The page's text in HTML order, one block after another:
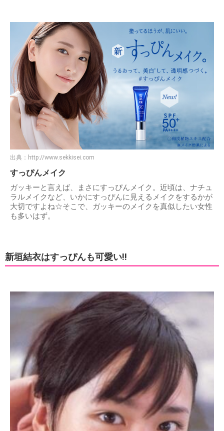
出典： http://www.sekkisei.com
すっぴんメイク
ガッキーと言えば、まさにすっぴんメイク。近頃は、ナチュ
ラルメイクなど、いかにすっぴんに見えるメイクをするかが
大切ですよね☆そこで、ガッキーのメイクを真似したい女性
も多いはず。
新垣結衣はすっぴんも可愛い!!